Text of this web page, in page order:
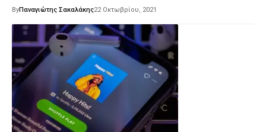
ByΠαναγιώτης Σακαλάκης22 Οκτωβρίου, 2021